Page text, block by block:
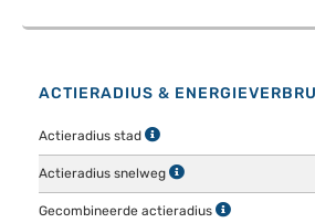
ACTIERADIUS &
Actieradius stad
Actieradius snelweg
Gecombineerde actieradius